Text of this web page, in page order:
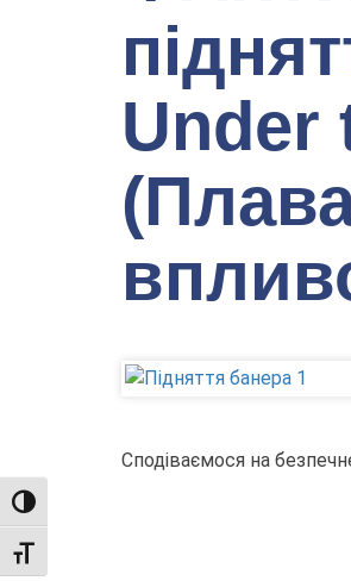
TOGGLE HIGH CONTRAST
TOGGLE FONT SIZE
Under
Сподіваємося на